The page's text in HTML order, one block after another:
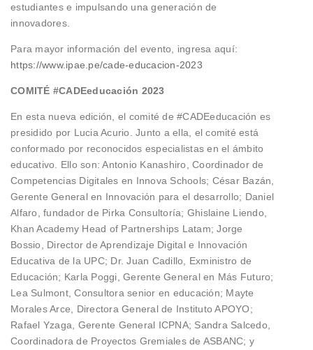
estudiantes e impulsando una generación de
innovadores.
Para mayor información del evento, ingresa aquí:
https://www.ipae.pe/cade-educacion-2023
COMITÉ #CADEeducación 2023
En esta nueva edición, el comité de #CADEeducación es
presidido por Lucia Acurio. Junto a ella, el comité está
conformado por reconocidos especialistas en el ámbito
educativo. Ello son: Antonio Kanashiro, Coordinador de
Competencias Digitales en Innova Schools; César Bazán,
Gerente General en Innovación para el desarrollo; Daniel
Alfaro, fundador de Pirka Consultoría; Ghislaine Liendo,
Khan Academy Head of Partnerships Latam; Jorge
Bossio, Director de Aprendizaje Digital e Innovación
Educativa de la UPC; Dr. Juan Cadillo, Exministro de
Educación; Karla Poggi, Gerente General en Más Futuro;
Lea Sulmont, Consultora senior en educación; Mayte
Morales Arce, Directora General de Instituto APOYO;
Rafael Yzaga, Gerente General ICPNA; Sandra Salcedo,
Coordinadora de Proyectos Gremiales de ASBANC; y